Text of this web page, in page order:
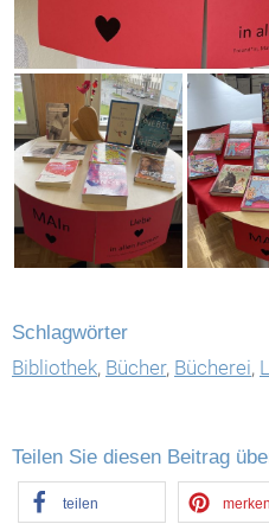
Schlagwörter
Bibliothek, Bücher, Bücherei,
Teilen Sie diesen Beitrag
teilen merken